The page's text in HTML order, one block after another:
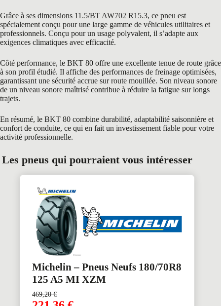
Grâce à ses dimensions 11.5/BT AW702 R15.3, ce pneu est
spécialement conçu pour une large gamme de véhicules utilitaires et
professionnels. Conçu pour un usage polyvalent, il s’adapte aux
exigences climatiques avec efficacité.
Côté performance, le BKT 80 offre une excellente tenue de route grâce
à son profil étudié. Il affiche des performances de freinage optimisées,
garantissant une sécurité accrue sur route mouillée. Son niveau sonore
de un niveau sonore maîtrisé contribue à réduire la fatigue sur longs
trajets.
En résumé, le BKT 80 combine durabilité, adaptabilité saisonnière et
confort de conduite, ce qui en fait un investissement fiable pour votre
activité professionnelle.
Les pneus qui pourraient vous intéresser
Michelin – Pneus Neufs 180/70R8
125 A5 MI XZM
469,20€